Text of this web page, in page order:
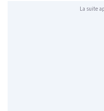
La suite